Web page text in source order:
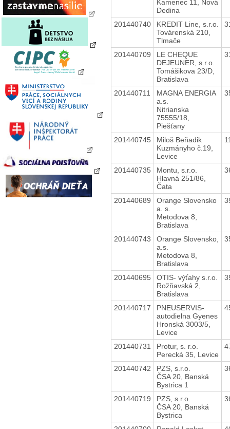
Kamenec 11, Nová
Dedina
201440740
KREDIT Line, s.r.o.
Továrenská 210,
Tlmače
201440709
LE CHEQUE
DEJEUNER, s.r.o.
Tomášikova 23/D,
Bratislava
201440711
MAGNA ENERGIA
a.s.
Nitrianska
75555/18,
Piešťany
201440745
Miloš Beňadik
Kuzmányho č.19,
Levice
201440735
Montu, s.r.o.
Hlavná 251/86,
Čata
201440689
Orange Slovensko
a. s.
Metodova 8,
Bratislava
201440743
Orange Slovensko,
a.s.
Metodova 8,
Bratislava
201440695
OTIS- výťahy s.r.o.
Rožňavská 2,
Bratislava
201440717
PNEUSERVIS-
autodielna Gyenes
Hronská 3003/5,
Levice
201440731
Protur, s. r.o.
Perecká 35, Levice
201440742
PZS, s.r.o.
ČSA 20, Banská
Bystrica 1
201440719
PZS, s.r.o.
ČSA 20, Banská
Bystrica